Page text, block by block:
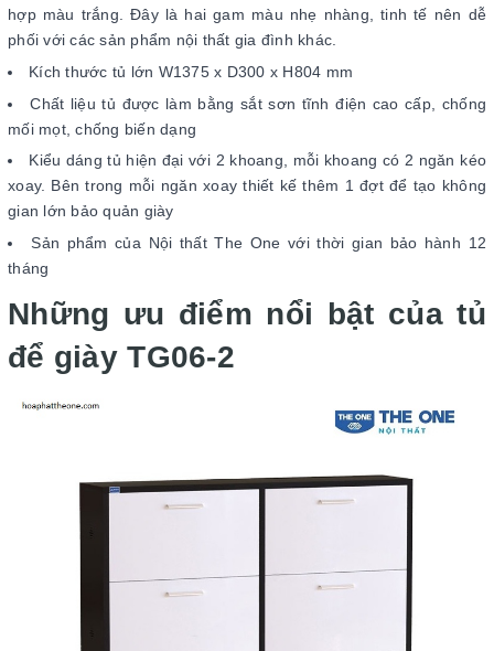
hợp màu trắng. Đây là hai gam màu nhẹ nhàng, tinh tế nên dễ
phối với các sản phẩm nội thất gia đình khác.
Kích thước tủ lớn W1375 x D300 x H804 mm
Chất liệu tủ được làm bằng sắt sơn tĩnh điện cao cấp, chống
mối mọt, chống biến dạng
Kiểu dáng tủ hiện đại với 2 khoang, mỗi khoang có 2 ngăn kéo
xoay. Bên trong mỗi ngăn xoay thiết kế thêm 1 đợt để tạo không
gian lớn bảo quản giày
Sản phẩm của Nội thất The One với thời gian bảo hành 12
tháng
Những ưu điểm nổi bật của tủ
để giày TG06-2